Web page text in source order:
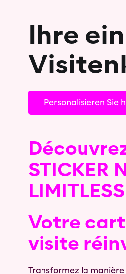
Ihre
Personalisieren Sie
STICKER
LIMITLESS
Votre
visite
Transformez la manière